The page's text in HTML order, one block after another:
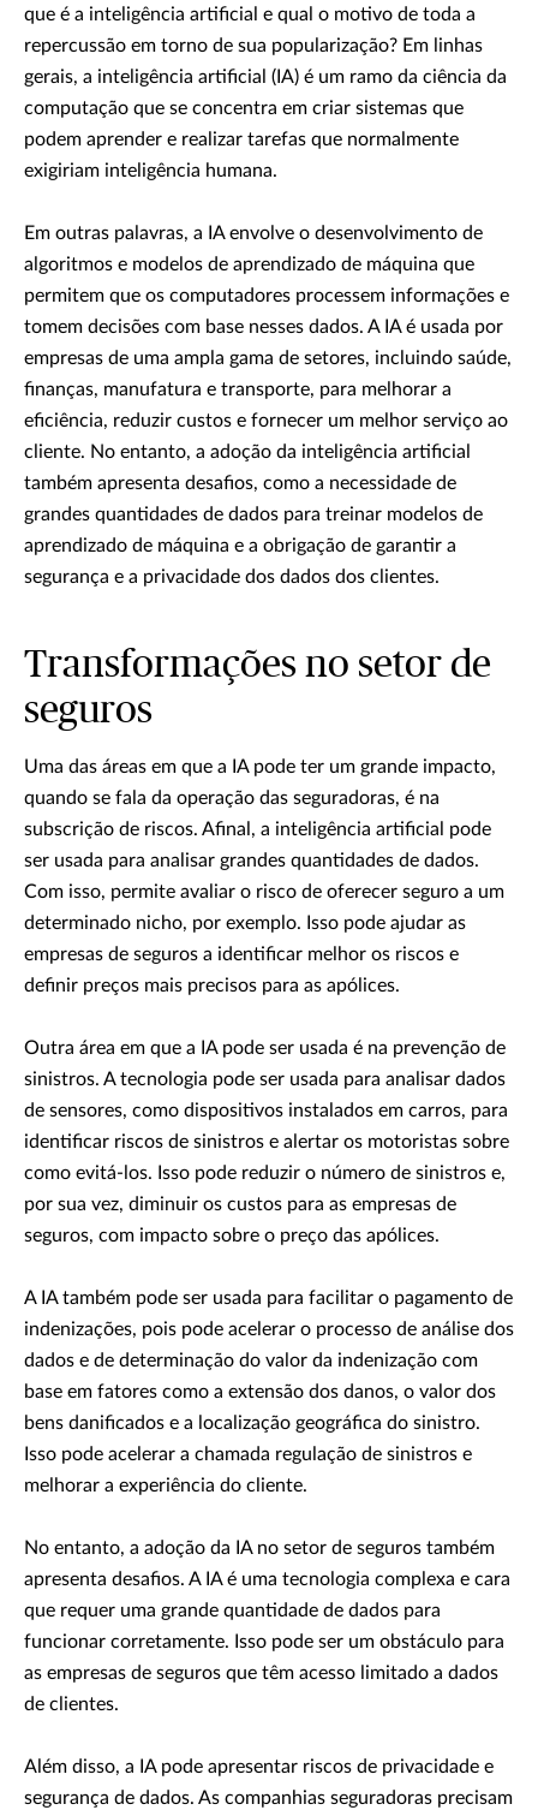
que é a inteligência artificial e qual o motivo de toda a
repercussão em torno de sua popularização? Em linhas
gerais, a inteligência artificial (IA) é um ramo da ciência da
computação que se concentra em criar sistemas que
podem aprender e realizar tarefas que normalmente
exigiriam inteligência humana.
Em outras palavras, a IA envolve o desenvolvimento de
algoritmos e modelos de aprendizado de máquina que
permitem que os computadores processem informações e
tomem decisões com base nesses dados. A IA é usada por
empresas de uma ampla gama de setores, incluindo saúde,
finanças, manufatura e transporte, para melhorar a
eficiência, reduzir custos e fornecer um melhor serviço ao
cliente. No entanto, a adoção da inteligência artificial
também apresenta desafios, como a necessidade de
grandes quantidades de dados para treinar modelos de
aprendizado de máquina e a obrigação de garantir a
segurança e a privacidade dos dados dos clientes.
Transformações no setor de
seguros
Uma das áreas em que a IA pode ter um grande impacto,
quando se fala da operação das seguradoras, é na
subscrição de riscos. Afinal, a inteligência artificial pode
ser usada para analisar grandes quantidades de dados.
Com isso, permite avaliar o risco de oferecer seguro a um
determinado nicho, por exemplo. Isso pode ajudar as
empresas de seguros a identificar melhor os riscos e
definir preços mais precisos para as apólices.
Outra área em que a IA pode ser usada é na prevenção de
sinistros. A tecnologia pode ser usada para analisar dados
de sensores, como dispositivos instalados em carros, para
identificar riscos de sinistros e alertar os motoristas sobre
como evitá-los. Isso pode reduzir o número de sinistros e,
por sua vez, diminuir os custos para as empresas de
seguros, com impacto sobre o preço das apólices.
A IA também pode ser usada para facilitar o pagamento de
indenizações, pois pode acelerar o processo de análise dos
dados e de determinação do valor da indenização com
base em fatores como a extensão dos danos, o valor dos
bens danificados e a localização geográfica do sinistro.
Isso pode acelerar a chamada regulação de sinistros e
melhorar a experiência do cliente.
No entanto, a adoção da IA no setor de seguros também
apresenta desafios. A IA é uma tecnologia complexa e cara
que requer uma grande quantidade de dados para
funcionar corretamente. Isso pode ser um obstáculo para
as empresas de seguros que têm acesso limitado a dados
de clientes.
Além disso, a IA pode apresentar riscos de privacidade e
segurança de dados. As companhias seguradoras precisam